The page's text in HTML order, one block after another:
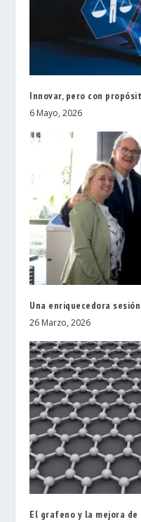
Innovar, pero con
6 Mayo, 2026
Una enriquecedora
26 Marzo, 2026
El grafeno y la mejora